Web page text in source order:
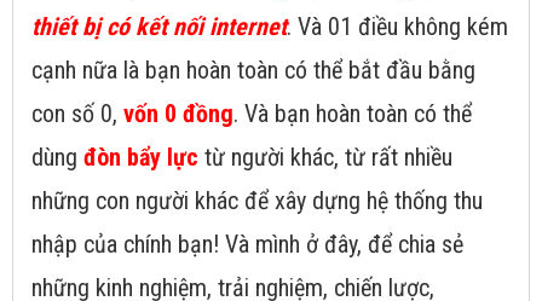
thiết bị có kết nối internet. Và 01 điều không kém
cạnh nữa là bạn hoàn toàn có thể bắt đầu bằng
con số 0, vốn 0 đồng. Và bạn hoàn toàn có thể
dùng đòn bẩy lực từ người khác, từ rất nhiều
những con người khác để xây dựng hệ thống thu
nhập của chính bạn! Và mình ở đây, để chia sẻ
những kinh nghiệm, trải nghiệm, chiến lược,